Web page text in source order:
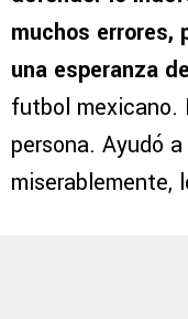
avalaba ninguna
ex mandamás
defender lo
muchos errores,
una esperanza
miserablemente,